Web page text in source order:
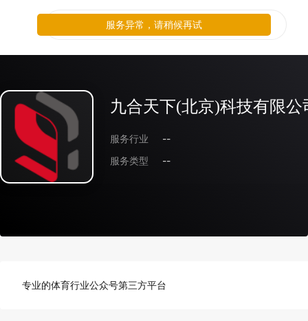
九合天下(北京)科技有限公
服务行业
--
服务类型
--
专业的体育行业公众号第三方平台
服务异常，请稍候再试